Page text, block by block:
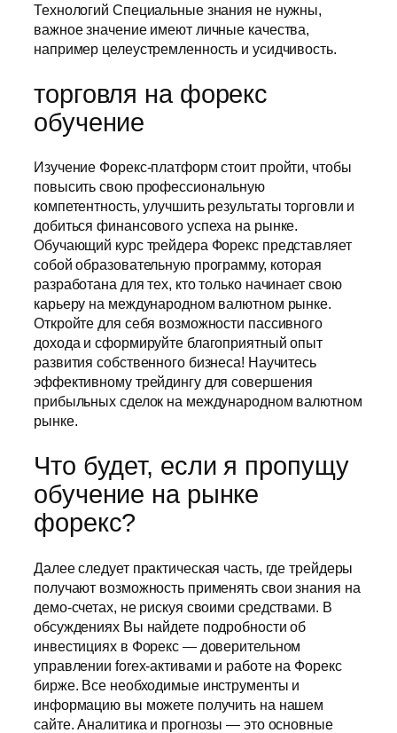
Технологий Специальные знания не нужны,
важное значение имеют личные качества,
например целеустремленность и усидчивость.
торговля на форекс
обучение
Изучение Форекс-платформ стоит пройти, чтобы
повысить свою профессиональную
компетентность, улучшить результаты торговли и
добиться финансового успеха на рынке.
Обучающий курс трейдера Форекс представляет
собой образовательную программу, которая
разработана для тех, кто только начинает свою
карьеру на международном валютном рынке.
Откройте для себя возможности пассивного
дохода и сформируйте благоприятный опыт
развития собственного бизнеса! Научитесь
эффективному трейдингу для совершения
прибыльных сделок на международном валютном
рынке.
Что будет, если я пропущу
обучение на рынке
форекс?
Далее следует практическая часть, где трейдеры
получают возможность применять свои знания на
демо-счетах, не рискуя своими средствами. В
обсуждениях Вы найдете подробности об
инвестициях в Форекс — доверительном
управлении forex-активами и работе на Форекс
бирже. Все необходимые инструменты и
информацию вы можете получить на нашем
сайте. Аналитика и прогнозы — это основные